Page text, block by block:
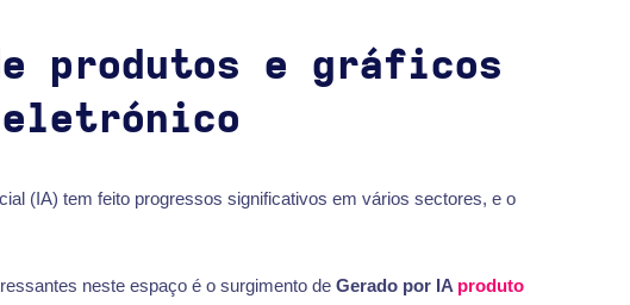
produtos e gráficos
eletrónico
(IA) tem feito progressos significativos em vários sectores, e o
neste espaço é o surgimento de Gerado por IA produto